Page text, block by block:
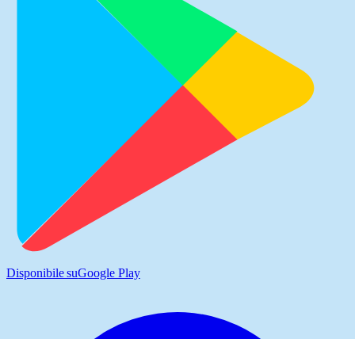
Disponibile suGoogle Play